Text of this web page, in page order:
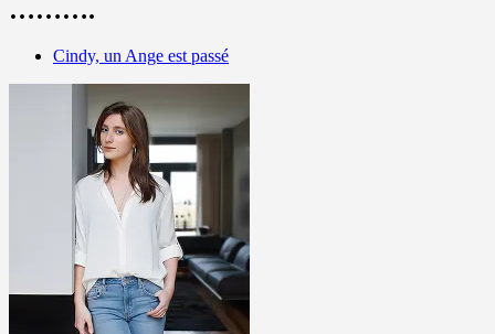
……….
Cindy, un Ange est passé